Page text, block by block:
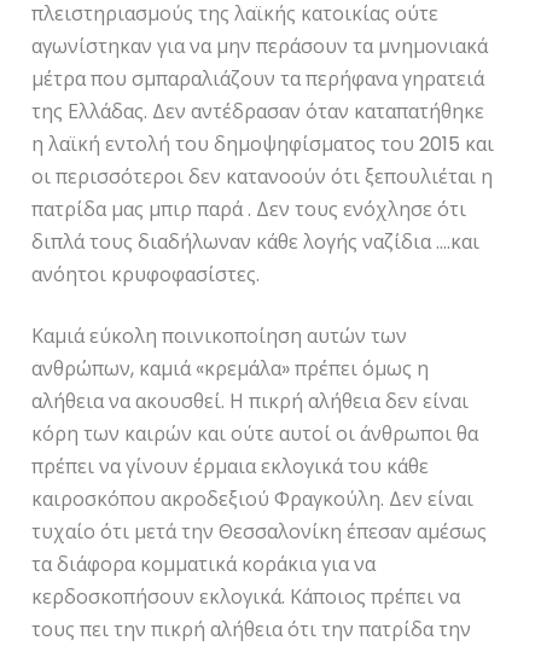
πλειστηριασμούς της λαϊκής κατοικίας ούτε
αγωνίστηκαν για να μην περάσουν τα μνημονιακά
μέτρα που σμπαραλιάζουν τα περήφανα γηρατειά
της Ελλάδας. Δεν αντέδρασαν όταν καταπατήθηκε
η λαϊκή εντολή του δημοψηφίσματος του 2015 και
οι περισσότεροι δεν κατανοούν ότι ξεπουλιέται η
πατρίδα μας μπιρ παρά . Δεν τους ενόχλησε ότι
διπλά τους διαδήλωναν κάθε λογής ναζίδια ….και
ανόητοι κρυφοφασίστες.
Καμιά εύκολη ποινικοποίηση αυτών των
ανθρώπων, καμιά «κρεμάλα» πρέπει όμως η
αλήθεια να ακουσθεί. Η πικρή αλήθεια δεν είναι
κόρη των καιρών και ούτε αυτοί οι άνθρωποι θα
πρέπει να γίνουν έρμαια εκλογικά του κάθε
καιροσκόπου ακροδεξιού Φραγκούλη. Δεν είναι
τυχαίο ότι μετά την Θεσσαλονίκη έπεσαν αμέσως
τα διάφορα κομματικά κοράκια για να
κερδοσκοπήσουν εκλογικά. Κάποιος πρέπει να
τους πει την πικρή αλήθεια ότι την πατρίδα την